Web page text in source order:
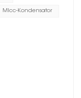
Mlcc-Kondensator